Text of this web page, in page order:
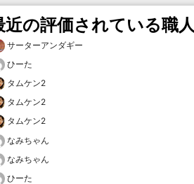
近の評価されている職人
サーターアンダギー
ひーた
タムケン2
タムケン2
タムケン2
なみちゃん
なみちゃん
ひーた